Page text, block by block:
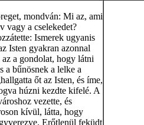
mondván: Mi az, ami
vagy a cselekedet?
Ismerek ugyanis
Isten gyakran azonnal
a gondolat, hogy látni
a bűnösnek a lelke a
őt az Isten, és íme,
húzni kezdte kifelé. A
vezette, és
kívül, látta, hogy
Erőtlenül feküdt